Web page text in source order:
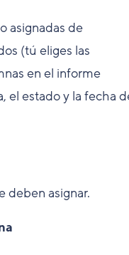
asignadas de
(tú eliges las
en el informe
el estado y la fecha
deben asignar.